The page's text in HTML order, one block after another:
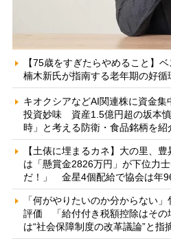
【75歳をすぎたらやめること】
楠木新氏が指南する老年期の好循
キオクシアなどAI関連株に資金集
投資妙味 資産1.5億円超の坂本
時」と考える防衛・食品銘柄を紹
【土俵に埋まるカネ】大の里、
は「懸賞金2826万円」が下位力
だ！」 金星4個配給で協会は年
「何がやりたいのか分からない
評価 「給付付き税額控除はその
は“社会保障制度の改革議論”と指